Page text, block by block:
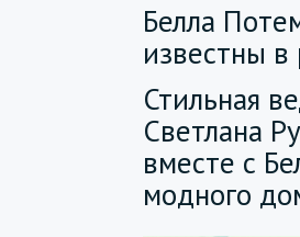
Белла
известны
Стильная
Светлана
вместе с
модного